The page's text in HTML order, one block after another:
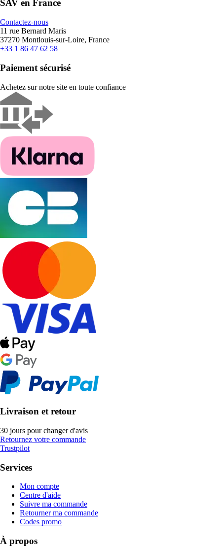
SAV en France
Contactez-nous
11 rue Bernard Maris
37270 Montlouis-sur-Loire, France
+33 1 86 47 62 58
Paiement sécurisé
Achetez sur notre site en toute confiance
Livraison et retour
30 jours pour changer d'avis
Retournez votre commande
Trustpilot
Services
Mon compte
Centre d'aide
Suivre ma commande
Retourner ma commande
Codes promo
À propos